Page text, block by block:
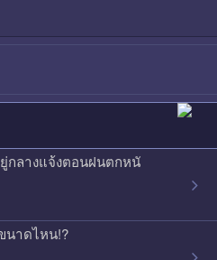
กลางแจ้งตอนฝนตกหนั
นาดไหน!?